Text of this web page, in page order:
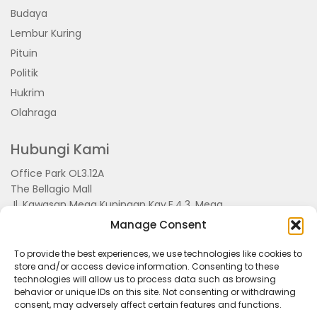
Manage Consent
To provide the best experiences, we use technologies like cookies to
store and/or access device information. Consenting to these
technologies will allow us to process data such as browsing
behavior or unique IDs on this site. Not consenting or withdrawing
consent, may adversely affect certain features and functions.
Budaya
Lembur Kuring
Pituin
Politik
Hukrim
Olahraga
Hubungi Kami
Office Park OL3.12A
The Bellagio Mall
Jl. Kawasan Mega Kuningan Kav.E.4.3, Mega
Kuningan, Kel. Kuningan Timur,
Kec.Setiabudi, Jakarta Selatan 15810